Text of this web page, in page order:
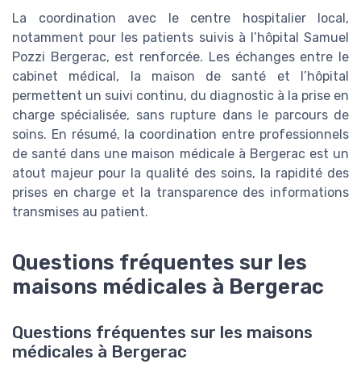
La coordination avec le centre hospitalier local,
notamment pour les patients suivis à l’hôpital Samuel
Pozzi Bergerac, est renforcée. Les échanges entre le
cabinet médical, la maison de santé et l’hôpital
permettent un suivi continu, du diagnostic à la prise en
charge spécialisée, sans rupture dans le parcours de
soins. En résumé, la coordination entre professionnels
de santé dans une maison médicale à Bergerac est un
atout majeur pour la qualité des soins, la rapidité des
prises en charge et la transparence des informations
transmises au patient.
Questions fréquentes sur les
maisons médicales à Bergerac
Questions fréquentes sur les maisons
médicales à Bergerac